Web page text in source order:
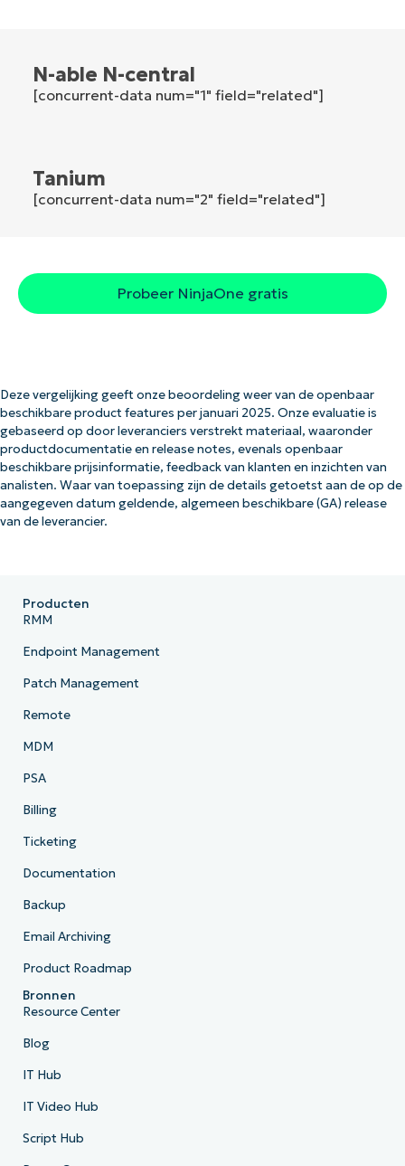
N-able N-central
[concurrent-data num="1" field="related"]
Tanium
[concurrent-data num="2" field="related"]
Probeer NinjaOne gratis
Deze vergelijking geeft onze beoordeling weer van de openbaar
beschikbare product features per januari 2025. Onze evaluatie is
gebaseerd op door leveranciers verstrekt materiaal, waaronder
productdocumentatie en release notes, evenals openbaar
beschikbare prijsinformatie, feedback van klanten en inzichten van
analisten. Waar van toepassing zijn de details getoetst aan de op de
aangegeven datum geldende, algemeen beschikbare (GA) release
van de leverancier.
Producten
RMM
Endpoint Management
Patch Management
Remote
MDM
PSA
Billing
Ticketing
Documentation
Backup
Email Archiving
Product Roadmap
Bronnen
Resource Center
Blog
IT Hub
IT Video Hub
Script Hub